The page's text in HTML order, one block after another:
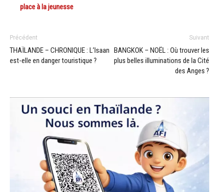
place à la jeunesse
Précédent
THAÏLANDE – CHRONIQUE : L’Isaan
est-elle en danger touristique ?
Suivant
BANGKOK – NOËL : Où trouver les
plus belles illuminations de la Cité
des Anges ?